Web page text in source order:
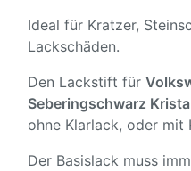
Ideal für Kratzer,
Lackschäden.
Den Lackstift für
Seberingschwarz
ohne Klarlack, oder mit
Der Basislack muss